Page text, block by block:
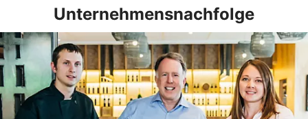
Unternehmensnachfolge